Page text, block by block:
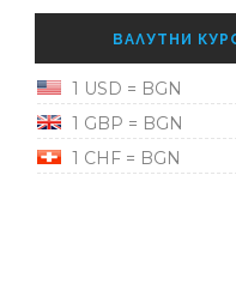
ВАЛУТНИ
1 USD = BGN
1 GBP = BGN
1 CHF = BGN